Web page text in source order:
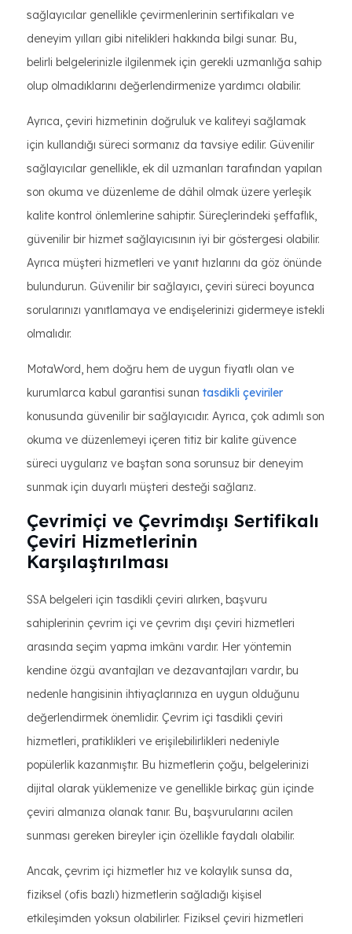
sağlayıcılar genellikle çevirmenlerinin sertifikaları ve
deneyim yılları gibi nitelikleri hakkında bilgi sunar. Bu,
belirli belgelerinizle ilgilenmek için gerekli uzmanlığa sahip
olup olmadıklarını değerlendirmenize yardımcı olabilir.
Ayrıca, çeviri hizmetinin doğruluk ve kaliteyi sağlamak
için kullandığı süreci sormanız da tavsiye edilir. Güvenilir
sağlayıcılar genellikle, ek dil uzmanları tarafından yapılan
son okuma ve düzenleme de dâhil olmak üzere yerleşik
kalite kontrol önlemlerine sahiptir. Süreçlerindeki şeffaflık,
güvenilir bir hizmet sağlayıcısının iyi bir göstergesi olabilir.
Ayrıca müşteri hizmetleri ve yanıt hızlarını da göz önünde
bulundurun. Güvenilir bir sağlayıcı, çeviri süreci boyunca
sorularınızı yanıtlamaya ve endişelerinizi gidermeye istekli
olmalıdır.
MotaWord, hem doğru hem de uygun fiyatlı olan ve
kurumlarca kabul garantisi sunan tasdikli çeviriler
konusunda güvenilir bir sağlayıcıdır. Ayrıca, çok adımlı son
okuma ve düzenlemeyi içeren titiz bir kalite güvence
süreci uygularız ve baştan sona sorunsuz bir deneyim
sunmak için duyarlı müşteri desteği sağlarız.
Çevrimiçi ve Çevrimdışı Sertifikalı
Çeviri Hizmetlerinin
Karşılaştırılması
SSA belgeleri için tasdikli çeviri alırken, başvuru
sahiplerinin çevrim içi ve çevrim dışı çeviri hizmetleri
arasında seçim yapma imkânı vardır. Her yöntemin
kendine özgü avantajları ve dezavantajları vardır, bu
nedenle hangisinin ihtiyaçlarınıza en uygun olduğunu
değerlendirmek önemlidir. Çevrim içi tasdikli çeviri
hizmetleri, pratiklikleri ve erişilebilirlikleri nedeniyle
popülerlik kazanmıştır. Bu hizmetlerin çoğu, belgelerinizi
dijital olarak yüklemenize ve genellikle birkaç gün içinde
çeviri almanıza olanak tanır. Bu, başvurularını acilen
sunması gereken bireyler için özellikle faydalı olabilir.
Ancak, çevrim içi hizmetler hız ve kolaylık sunsa da,
fiziksel (ofis bazlı) hizmetlerin sağladığı kişisel
etkileşimden yoksun olabilirler. Fiziksel çeviri hizmetleri